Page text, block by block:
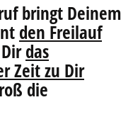
bringt Deinem
den Freilauf
das
Zeit zu Dir
die